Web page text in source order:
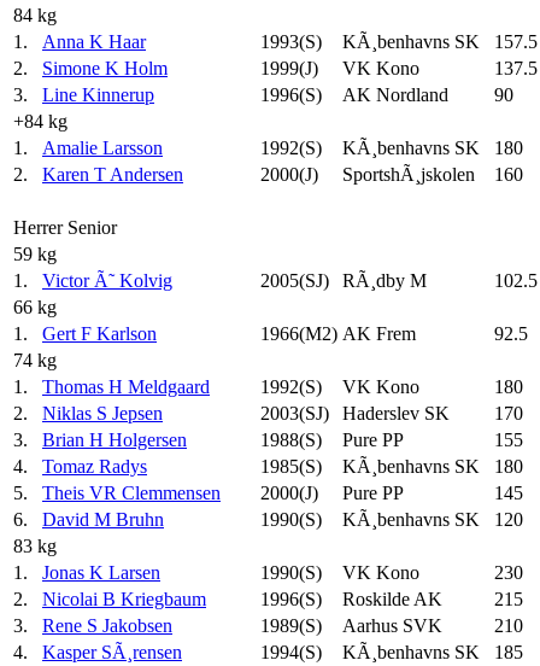
84 kg
1.
Anna K Haar 1993(S) KÃ¸benhavns SK
157.5
2.
Simone K Holm 1999(J) VK Kono
137.5
3.
Line Kinnerup 1996(S) AK Nordland
90
+84 kg
1.
Amalie Larsson 1992(S) KÃ¸benhavns SK
180
2.
Karen T Andersen 2000(J) SportshÃ¸jskolen 160
Herrer Senior
59 kg
1.
Victor Ã˜ Kolvig 2005(SJ) RÃ¸dby M
102.5
66 kg
1.
Gert F Karlson 1966(M2) AK Frem
92.5
74 kg
1.
Thomas H Meldgaard 1992(S) VK Kono
180
2.
Niklas S Jepsen 2003(SJ) Haderslev SK
170
3.
Brian H Holgersen 1988(S) Pure PP
155
4.
Tomaz Radys 1985(S) KÃ¸benhavns SK
180
5.
Theis VR Clemmensen 2000(J) Pure PP
145
6.
David M Bruhn 1990(S) KÃ¸benhavns SK
120
83 kg
1.
Jonas K Larsen 1990(S) VK Kono
230
2.
Nicolai B Kriegbaum 1996(S) Roskilde AK
215
3.
Rene S Jakobsen 1989(S) Aarhus SVK
210
4.
Kasper SÃ¸rensen 1994(S) KÃ¸benhavns SK
185